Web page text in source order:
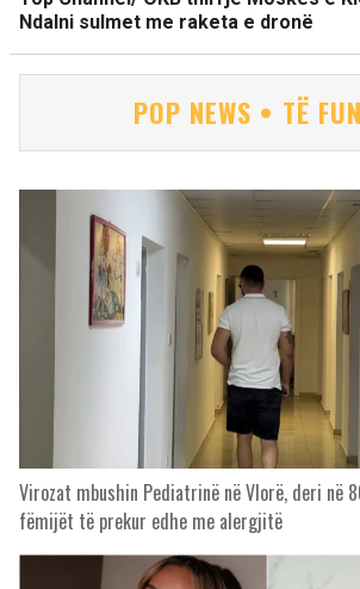
Ndalni sulmet me raketa e dronë
POP NEWS • TË
Virozat mbushin Pediatrinë në Vlorë, deri në
fëmijët të prekur edhe me alergjitë